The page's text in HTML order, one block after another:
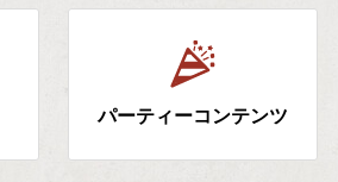
パーティーコンテンツ